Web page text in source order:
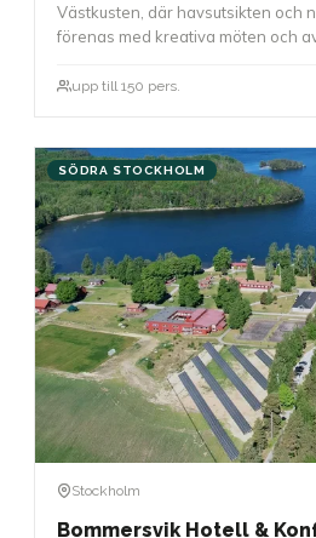
Västkusten, där havsutsikten och
förenas med kreativa möten och
upp till 150 pers.
SÖDRA STOCKHOLM
Stockholm
Bommersvik Hotell &